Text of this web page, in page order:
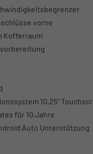
vorne
Kofferraum
10,25"
für 10 Jahre
Auto Unterstützung